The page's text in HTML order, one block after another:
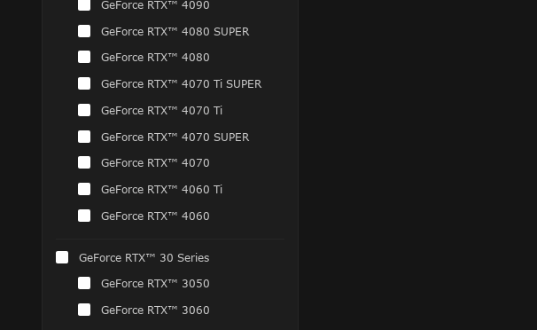
GeForce RTX™ 4090
GeForce RTX™ 4080 SUPER
GeForce RTX™ 4080
GeForce RTX™ 4070 Ti SUPER
GeForce RTX™ 4070 Ti
GeForce RTX™ 4070 SUPER
GeForce RTX™ 4070
GeForce RTX™ 4060 Ti
GeForce RTX™ 4060
GeForce RTX™ 30 Series
GeForce RTX™ 3050
GeForce RTX™ 3060